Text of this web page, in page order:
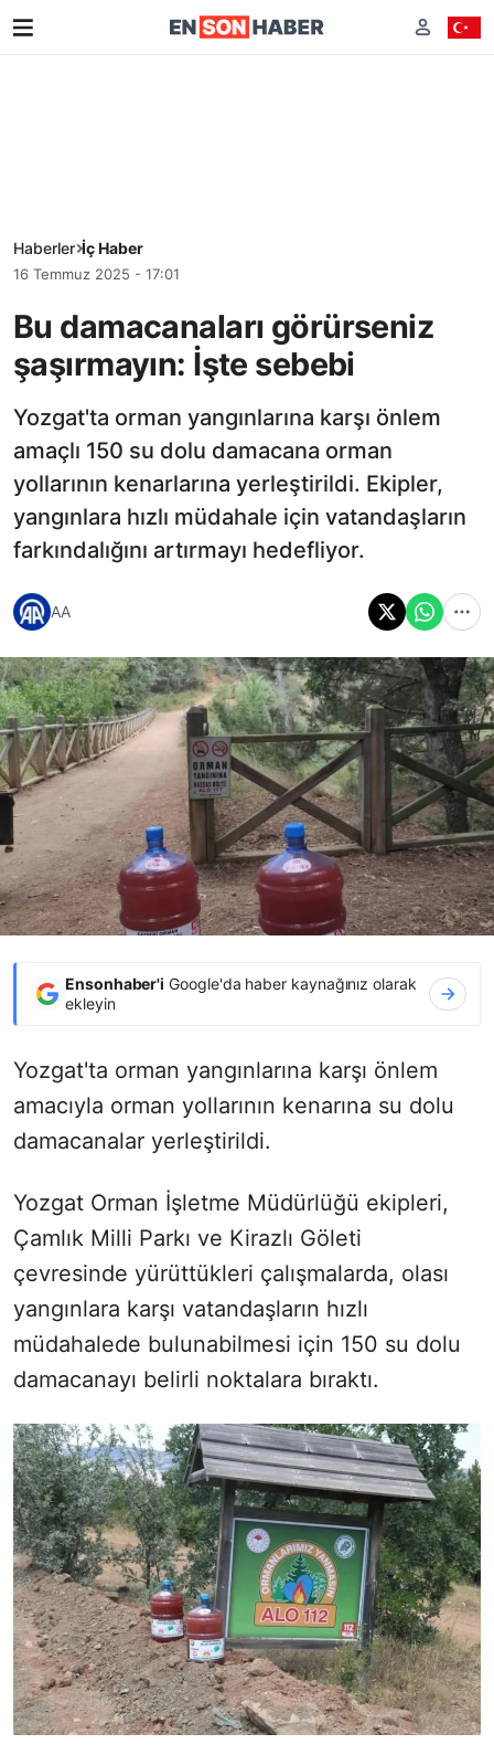
Haberler İç Haber
16 Temmuz 2025 - 17:01
Bu damacanaları görürseniz
şaşırmayın: İşte sebebi
Yozgat'ta orman yangınlarına karşı önlem
amaçlı 150 su dolu damacana orman
yollarının kenarlarına yerleştirildi. Ekipler,
yangınlara hızlı müdahale için vatandaşların
farkındalığını artırmayı hedefliyor.
AA
Ensonhaber'i Google'da haber kaynağınız olarak
ekleyin
Yozgat'ta orman yangınlarına karşı önlem
amacıyla orman yollarının kenarına su dolu
damacanalar yerleştirildi.
Yozgat Orman İşletme Müdürlüğü ekipleri,
Çamlık Milli Parkı ve Kirazlı Göleti
çevresinde yürüttükleri çalışmalarda, olası
yangınlara karşı vatandaşların hızlı
müdahalede bulunabilmesi için 150 su dolu
damacanayı belirli noktalara bıraktı.